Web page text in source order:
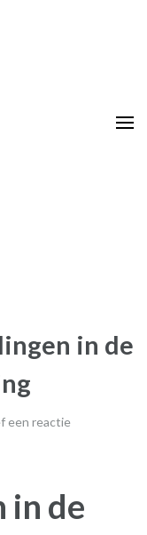
in de
een reactie
de